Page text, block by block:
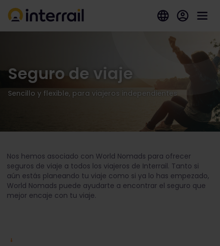
Seguro de viaje
Sencillo y flexible, para viajeros independientes
Nos hemos asociado con World Nomads para ofrecer
seguros de viaje a todos los viajeros de Interrail. Tanto si
aún estás planeando tu viaje como si ya lo has empezado,
World Nomads puede ayudarte a encontrar el seguro que
mejor encaje con tu viaje.